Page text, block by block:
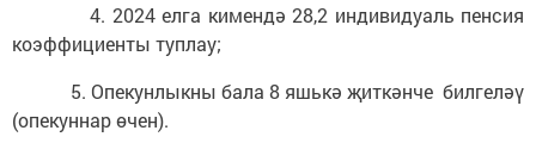
4. 2024 елга кимендә 28,2 индивидуаль пенсия
коэффициенты туплау;
5. Опекунлыкны бала 8 яшькә җиткәнче билгеләү
(опекуннар өчен).